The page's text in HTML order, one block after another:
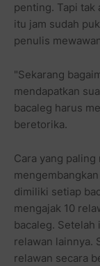
penting. Tapi tak
itu jam sudah
penulis
"Sekarang
mendapatkan
bacaleg harus
beretorika.
Cara yang paling
dimiliki setiap
mengajak 10
bacaleg. Setelah
relawan lainnya.
relawan secara